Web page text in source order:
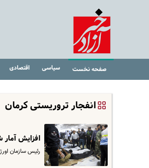
صفحه نخست سیاسی اقتصادی
انفجار تروریستی کرمان
افزایش آمار
رئیس سازمان